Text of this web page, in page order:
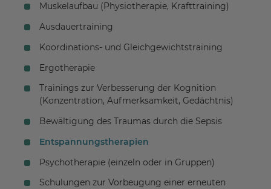
Muskelaufbau (Physiotherapie, Krafttraining)
Ausdauertraining
Koordinations- und Gleichgewichtstraining
Ergotherapie
Trainings zur Verbesserung der Kognition
(Konzentration, Aufmerksamkeit, Gedächtnis)
Bewältigung des Traumas durch die Sepsis
Entspannungstherapien
Psychotherapie (einzeln oder in Gruppen)
Schulungen zur Vorbeugung einer erneuten